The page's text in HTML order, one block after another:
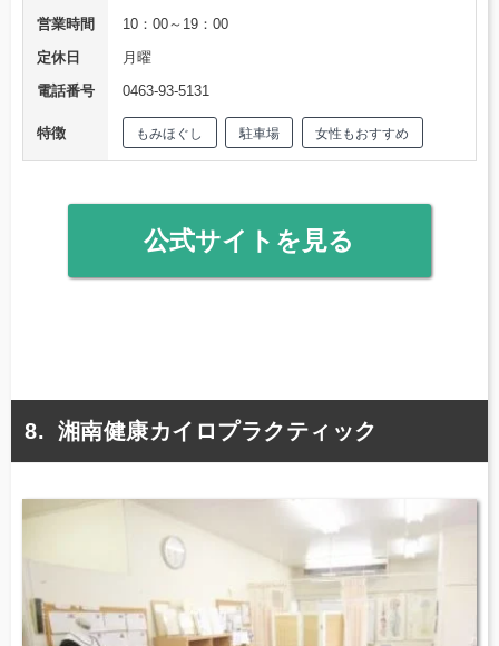
営業時間
10：00～19：00
定休日
月曜
電話番号
0463-93-5131
特徴 もみほぐし 駐車場 女性もおすすめ
公式サイトを見る
湘南健康カイロプラクティック